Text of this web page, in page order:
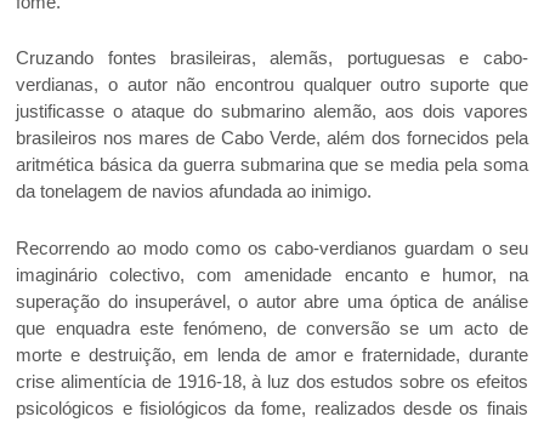
Cruzando fontes brasileiras, alemãs, portuguesas e cabo-
verdianas, o autor não encontrou qualquer outro suporte que
justificasse o ataque do submarino alemão, aos dois vapores
brasileiros nos mares de Cabo Verde, além dos fornecidos pela
aritmética básica da guerra submarina que se media pela soma
da tonelagem de navios afundada ao inimigo.
Recorrendo ao modo como os cabo-verdianos guardam o seu
imaginário colectivo, com amenidade encanto e humor, na
superação do insuperável, o autor abre uma óptica de análise
que enquadra este fenómeno, de conversão se um acto de
morte e destruição, em lenda de amor e fraternidade, durante
crise alimentícia de 1916-18, à luz dos estudos sobre os efeitos
psicológicos e fisiológicos da fome, realizados desde os finais